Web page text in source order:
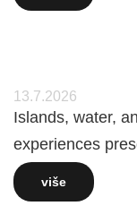
13.7.2026
Islands, water,
experiences
više